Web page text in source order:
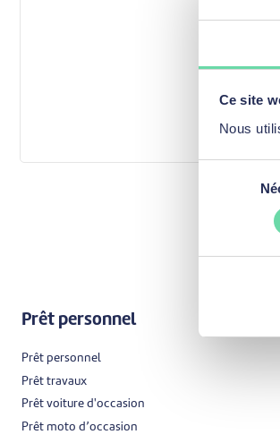
Ce site
Nous
Prêt personnel
Prêt personnel
Prêt travaux
Prêt voiture d'occasion
Prêt moto d’occasion